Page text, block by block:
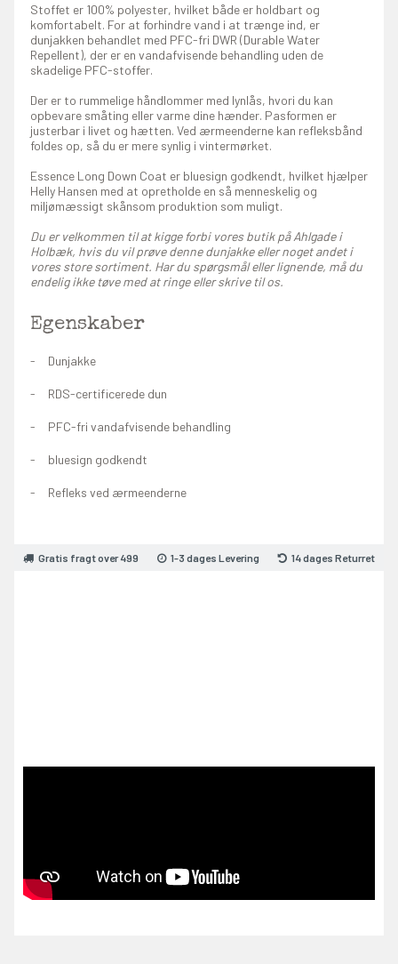
Stoffet er 100% polyester, hvilket både er holdbart og
komfortabelt. For at forhindre vand i at trænge ind, er
dunjakken behandlet med PFC-fri DWR (Durable Water
Repellent), der er en vandafvisende behandling uden de
skadelige PFC-stoffer.
Der er to rummelige håndlommer med lynlås, hvori du kan
opbevare småting eller varme dine hænder. Pasformen er
justerbar i livet og hætten. Ved ærmeenderne kan refleksbånd
foldes op, så du er mere synlig i vintermørket.
Essence Long Down Coat er bluesign godkendt, hvilket hjælper
Helly Hansen med at opretholde en så menneskelig og
miljømæssigt skånsom produktion som muligt.
Du er velkommen til at kigge forbi vores butik på Ahlgade i
Holbæk, hvis du vil prøve denne dunjakke eller noget andet i
vores store sortiment. Har du spørgsmål eller lignende, må du
endelig ikke tøve med at ringe eller skrive til os.
Egenskaber
Dunjakke
RDS-certificerede dun
PFC-fri vandafvisende behandling
bluesign godkendt
Refleks ved ærmeenderne
Gratis fragt over 499 1-3 dages Levering 14 dages Returret